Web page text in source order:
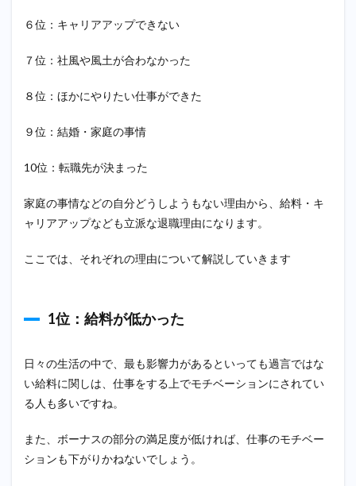
4位：
関係
きな
た
5位：
など
束時
長か
6位：
キャ
アッ
プが
でき
ない
7位：
社風
６位：キャリアアップできない
７位：社風や風土が合わなかった
８位：ほかにやりたい仕事ができた
９位：結婚・家庭の事情
10位：転職先が決まった
家庭の事情などの自分どうしようもない理由から、給料・キ
ャリアアップなども立派な退職理由になります。
ここでは、それぞれの理由について解説していきます
1位：給料が低かった
日々の生活の中で、最も影響力があるといっても過言ではな
い給料に関しは、仕事をする上でモチベーションにされてい
る人も多いですね。
また、ボーナスの部分の満足度が低ければ、仕事のモチベー
ションも下がりかねないでしょう。